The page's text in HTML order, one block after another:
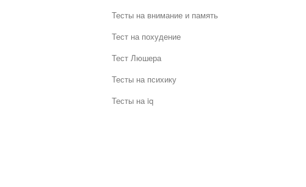
Тесты на внимание и память
Тест на похудение
Тест Люшера
Тесты на психику
Тесты на iq